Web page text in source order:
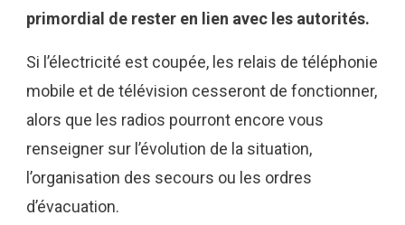
primordial de rester en lien avec les autorités.
Si l’électricité est coupée, les relais de téléphonie
mobile et de télévision cesseront de fonctionner,
alors que les radios pourront encore vous
renseigner sur l’évolution de la situation,
l’organisation des secours ou les ordres
d’évacuation.